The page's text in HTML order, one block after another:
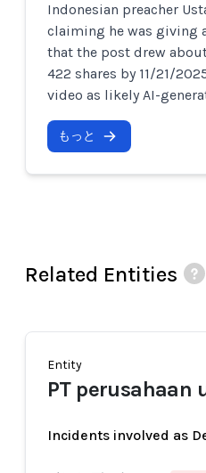
Indonesian preacher
claiming he was giving
that the post drew
422 shares by 11/21/
video as likely AI-
もっと
Related Entities
Entity
PT perusahaan
Incidents involved as